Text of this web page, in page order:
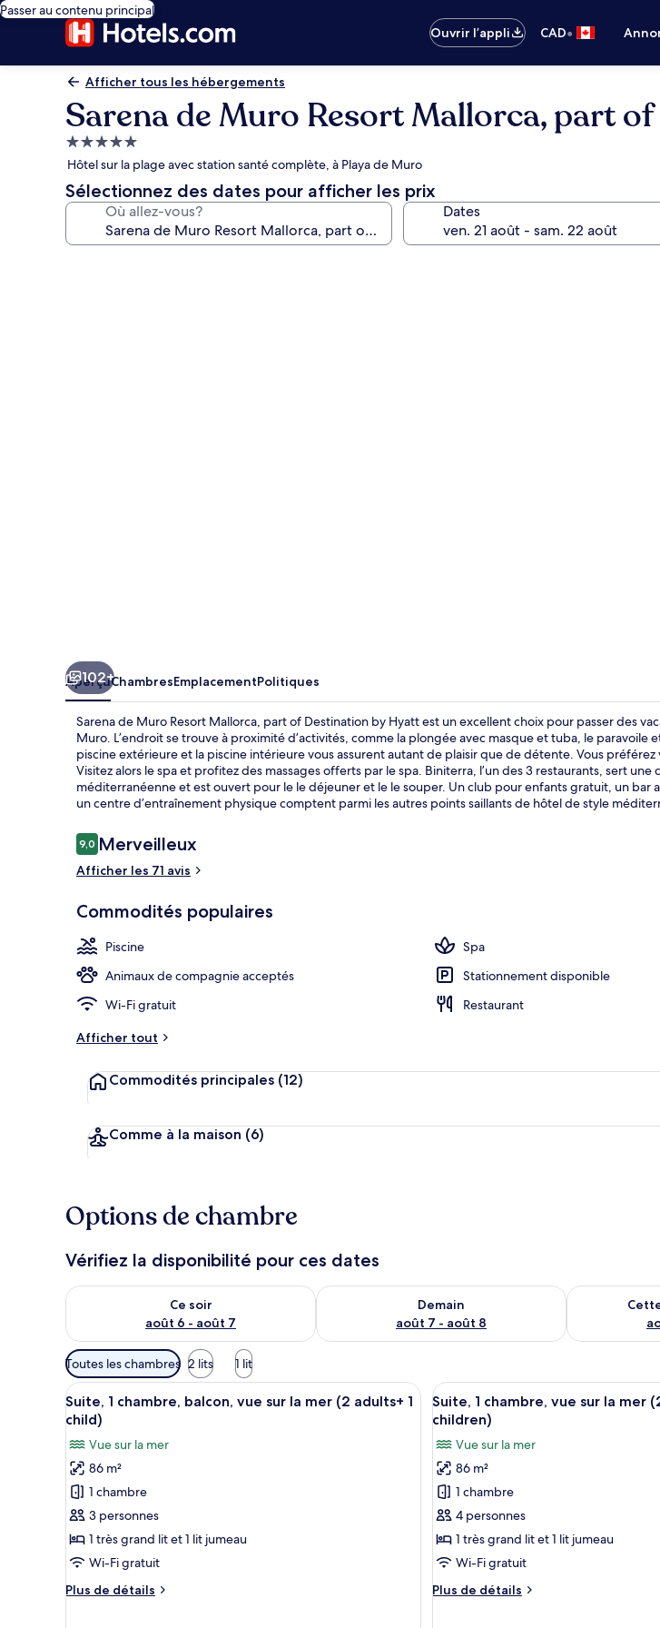
Passer au contenu principal
Ouvrir l’appli
CAD•
Afficher tous les hébergements
Sarena de Muro Resort Mallorca, part
Hébergement
5.0 étoiles
Hôtel sur la plage avec station santé complète, à Playa de Muro
Sélectionnez des dates pour afficher les prix
Où allez-vous? Dates
102+
AperçuChambresEmplacementPolitiques
Sarena de Muro Resort Mallorca, part of Destination by Hyatt est un excellent choix pour passer des
Muro. L’endroit se trouve à proximité d’activités, comme la plongée avec masque et tuba, le paravoile
piscine extérieure et la piscine intérieure vous assurent autant de plaisir que de détente. Vous
Visitez alors le spa et profitez des massages offerts par le spa. Biniterra, l’un des 3 restaurants, sert une
méditerranéenne et est ouvert pour le le déjeuner et le le souper. Un club pour enfants gratuit, un bar
un centre d’entraînement physique comptent parmi les autres points saillants de hôtel de style
Avis
9,09,0 sur 10 –
Merveilleux
Afficher les 71 avis
Commodités populaires
Piscine
Spa
Animaux de compagnie acceptés
Stationnement disponible
Wi-Fi gratuit
Restaurant
Afficher tout
Commodités principales (12)
Comme à la maison (6)
Options de chambre
Vérifiez la disponibilité pour ces dates
Ce soir
août 6 - août 7
Vérifier la disponibilité pour ce soir août 6 - août 7
Demain
août 7 - août 8
Vérifier la disponibilité pour demain août 7 - août 8
Vérifier la
Filtres
disponibles
pour
les
chambres
Toutes les chambres 2 lits 1 lit
Afficher
toutes
photos
pour
ce
type
de
chambre :
1
Une chambre d’hôtel avec un grand lit, un banc, une chaise, une table et une
12
Suite, 1 chambre, balcon, vue sur la mer (2 adults+ 1
child)
Vue sur la mer
86 m²
1 chambre
3 personnes
1 très grand lit et 1 lit jumeau
Wi-Fi gratuit
Plus de détails
Plus
Afficher
toutes
photos
pour
ce
type
de
chambre :
1
Une
12
Suite, 1 chambre, vue sur la mer
children)
Vue sur la mer
86 m²
1 chambre
4 personnes
1 très grand lit et 1 lit jumeau
Wi-Fi gratuit
Plus de détails
Plus